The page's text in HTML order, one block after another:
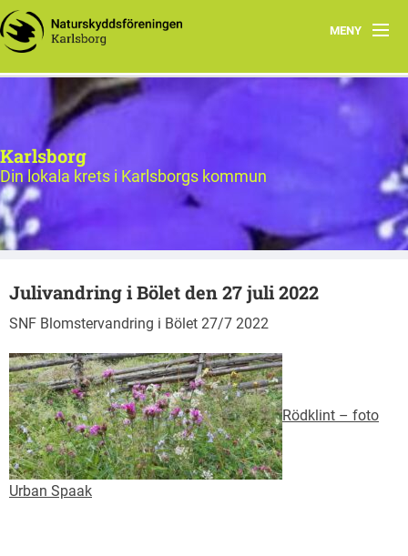
MENY
Bildgalleri
Styrelse för Naturskyddsföreningen i Karlsborg
Program
Om oss
Föreningsdokument
Karlsborg
Din lokala krets i Karlsborgs kommun
Julivandring i Bölet den 27 juli 2022
SNF Blomstervandring i Bölet 27/7 2022
Rödklint – foto
Urban Spaak